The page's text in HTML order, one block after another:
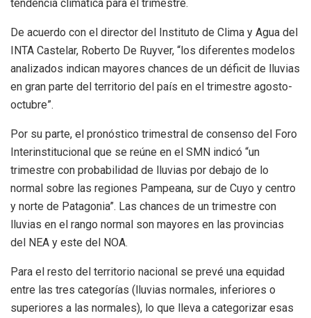
tendencia climática para el trimestre.
De acuerdo con el director del Instituto de Clima y Agua del
INTA Castelar, Roberto De Ruyver, “los diferentes modelos
analizados indican mayores chances de un déficit de lluvias
en gran parte del territorio del país en el trimestre agosto-
octubre”.
Por su parte, el pronóstico trimestral de consenso del Foro
Interinstitucional que se reúne en el SMN indicó “un
trimestre con probabilidad de lluvias por debajo de lo
normal sobre las regiones Pampeana, sur de Cuyo y centro
y norte de Patagonia”. Las chances de un trimestre con
lluvias en el rango normal son mayores en las provincias
del NEA y este del NOA.
Para el resto del territorio nacional se prevé una equidad
entre las tres categorías (lluvias normales, inferiores o
superiores a las normales), lo que lleva a categorizar esas